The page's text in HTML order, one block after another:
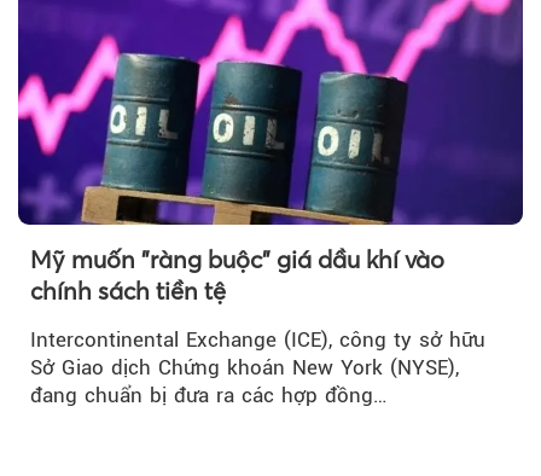
Mỹ muốn "ràng buộc" giá dầu khí vào
chính sách tiền tệ
Intercontinental Exchange (ICE), công ty sở hữu
Sở Giao dịch Chứng khoán New York (NYSE),
đang chuẩn bị đưa ra các hợp đồng…